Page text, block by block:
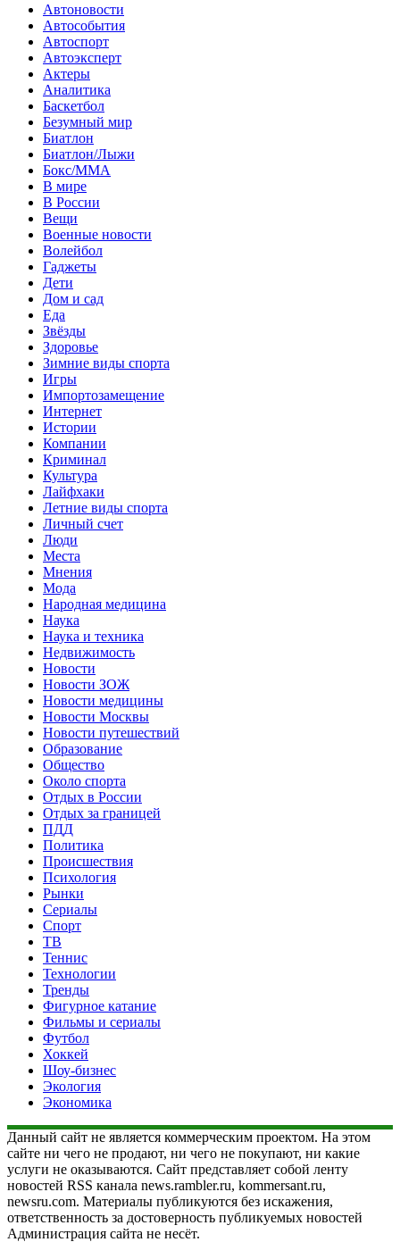
Автоновости
Автособытия
Автоспорт
Автоэксперт
Актеры
Аналитика
Баскетбол
Безумный мир
Биатлон
Биатлон/Лыжи
Бокс/MMA
В мире
В России
Вещи
Военные новости
Волейбол
Гаджеты
Дети
Дом и сад
Еда
Звёзды
Здоровье
Зимние виды спорта
Игры
Импортозамещение
Интернет
Истории
Компании
Криминал
Культура
Лайфхаки
Летние виды спорта
Личный счет
Люди
Места
Мнения
Мода
Народная медицина
Наука
Наука и техника
Недвижимость
Новости
Новости ЗОЖ
Новости медицины
Новости Москвы
Новости путешествий
Образование
Общество
Около спорта
Отдых в России
Отдых за границей
ПДД
Политика
Происшествия
Психология
Рынки
Сериалы
Спорт
ТВ
Теннис
Технологии
Тренды
Фигурное катание
Фильмы и сериалы
Футбол
Хоккей
Шоу-бизнес
Экология
Экономика
Данный сайт не является коммерческим проектом. На этом
сайте ни чего не продают, ни чего не покупают, ни какие
услуги не оказываются. Сайт представляет собой ленту
новостей RSS канала news.rambler.ru, kommersant.ru,
newsru.com. Материалы публикуются без искажения,
ответственность за достоверность публикуемых новостей
Администрация сайта не несёт.